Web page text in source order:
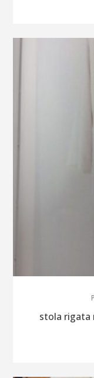
stola rigata